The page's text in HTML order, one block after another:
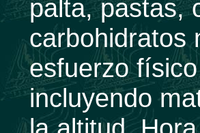
palta, pastas,
carbohidratos
esfuerzo
incluyendo